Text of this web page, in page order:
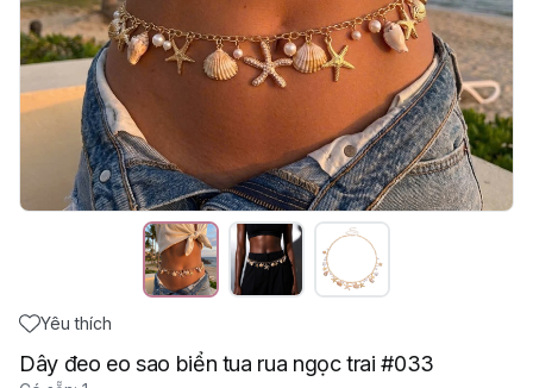
Yêu thích
Dây đeo eo sao biển tua rua ngọc trai #033